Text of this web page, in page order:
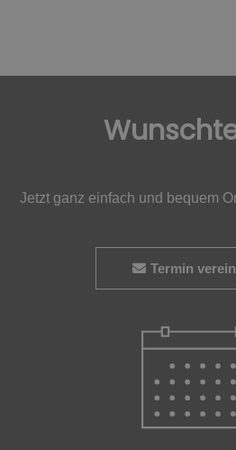
Jetzt ganz einfach und bequem
Termin